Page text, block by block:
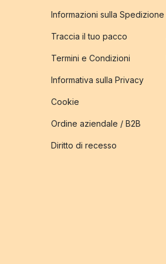
Informazioni sulla Spedizione
Traccia il tuo pacco
Termini e Condizioni
Informativa sulla Privacy
Cookie
Ordine aziendale / B2B
Diritto di recesso